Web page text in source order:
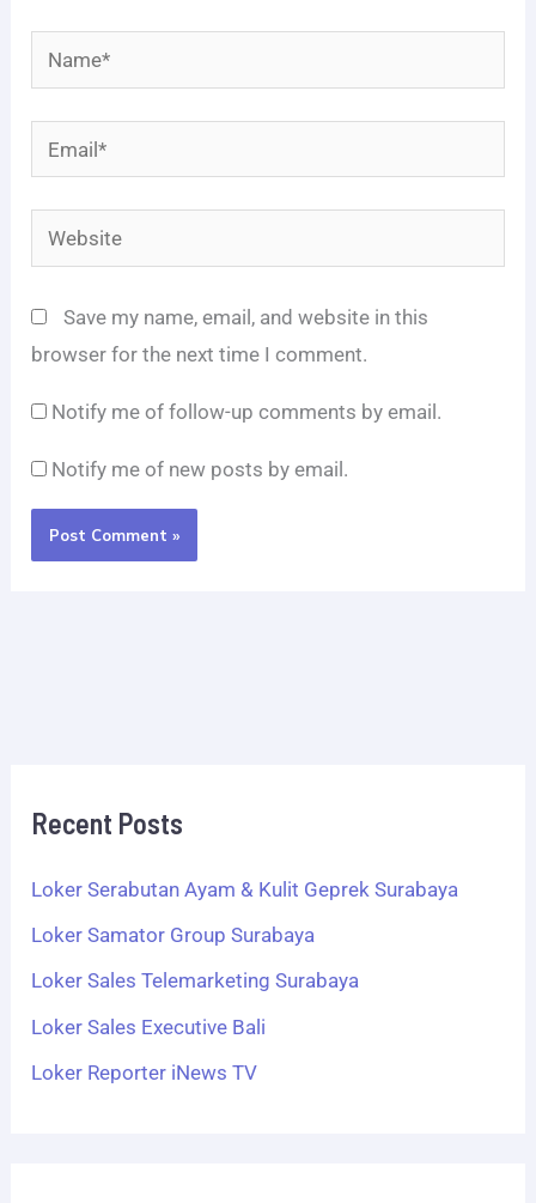
Name*
Email*
Website
Save my name, email, and website in this
browser for the next time I comment.
Notify me of follow-up comments by email.
Notify me of new posts by email.
Recent Posts
Loker Serabutan Ayam & Kulit Geprek Surabaya
Loker Samator Group Surabaya
Loker Sales Telemarketing Surabaya
Loker Sales Executive Bali
Loker Reporter iNews TV